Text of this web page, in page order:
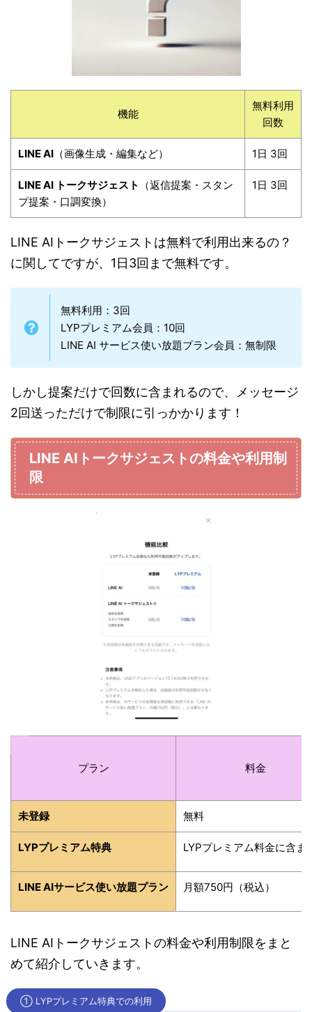
機能
無料利用
回数
LINE AI （画像生成・編集など） 1日 3回
LINE AI トークサジェスト
（返信提案・スタン
プ提案・口調変換）
1日 3回
LINE AIトークサジェストは無料で利用出来るの？
に関してですが、1日3回まで無料です。
無料利用：3回
LYPプレミアム会員：10回
LINE AI サービス使い放題プラン会員：無制限
しかし提案だけで回数に含まれるので、メッセージ
2回送っただけで制限に引っかかります！
LINE AIトークサジェストの料金や利用制
限
プラン 料金
未登録 無料
LYPプレミアム特典 LYPプレミアム料金に含ま
LINE AIサービス使い放題プラン 月額750円（税込）
LINE AIトークサジェストの料金や利用制限をまと
めて紹介していきます。
① LYPプレミアム特典での利用